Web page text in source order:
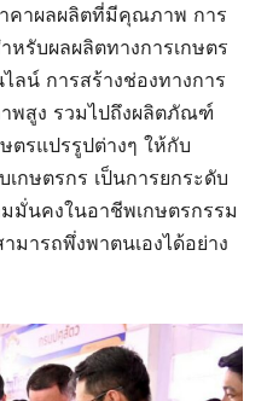
คาผลผลิตที่มีคุณภาพ การ
รับผลผลิตทางการเกษตร
ลน์ การสร้างช่องทางการ
พสูง รวมไปถึงผลิตภัณฑ์
ตรแปรรูปต่างๆ ให้กับ
เกษตรกร เป็นการยกระดับ
มั่นคงในอาชีพเกษตรกรรม
มารถพึ่งพาตนเองได้อย่าง